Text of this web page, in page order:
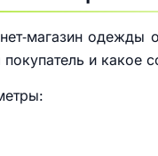
одежды
и какое